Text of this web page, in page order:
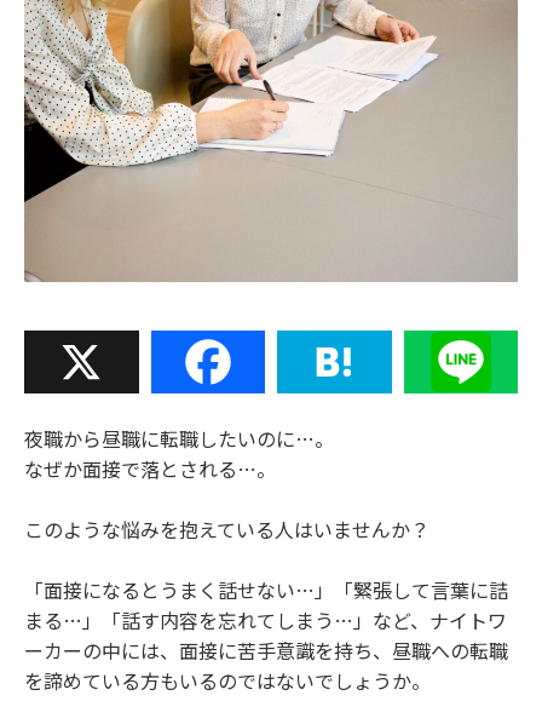
Facebook Hatena Line
夜職から昼職に転職したいのに…。
なぜか面接で落とされる…。
このような悩みを抱えている人はいませんか？
「面接になるとうまく話せない…」「緊張して言葉に詰
まる…」「話す内容を忘れてしまう…」など、ナイトワ
ーカーの中には、面接に苦手意識を持ち、昼職への転職
を諦めている方もいるのではないでしょうか。